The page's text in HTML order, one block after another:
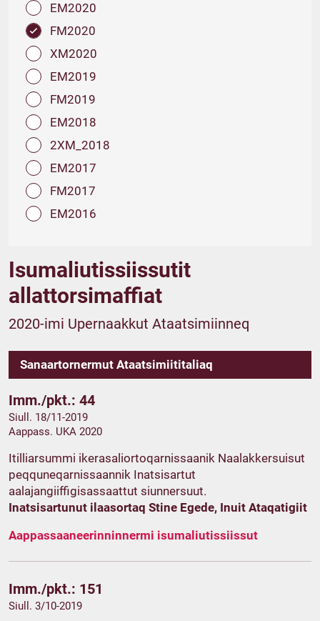
EM2020
FM2020
XM2020
EM2019
FM2019
EM2018
2XM_2018
EM2017
FM2017
EM2016
Isumaliutissiissutit
allattorsimaffiat
2020-imi Upernaakkut Ataatsimiinneq
Sanaartornermut Ataatsimiititaliaq
Imm./pkt.: 44
Siull. 18/11-2019
Aappass. UKA 2020
Itilliarsummi ikerasaliortoqarnissaanik Naalakkersuisut
peqquneqarnissaannik Inatsisartut
aalajangiiffigisassaattut siunnersuut.
Inatsisartunut ilaasortaq Stine Egede, Inuit Ataqatigiit
Aappassaaneerinninnermi isumaliutissiissut
Imm./pkt.: 151
Siull. 3/10-2019